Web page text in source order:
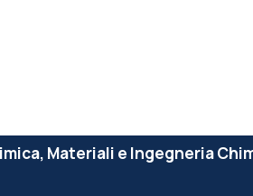
Materiali e Ingegneria